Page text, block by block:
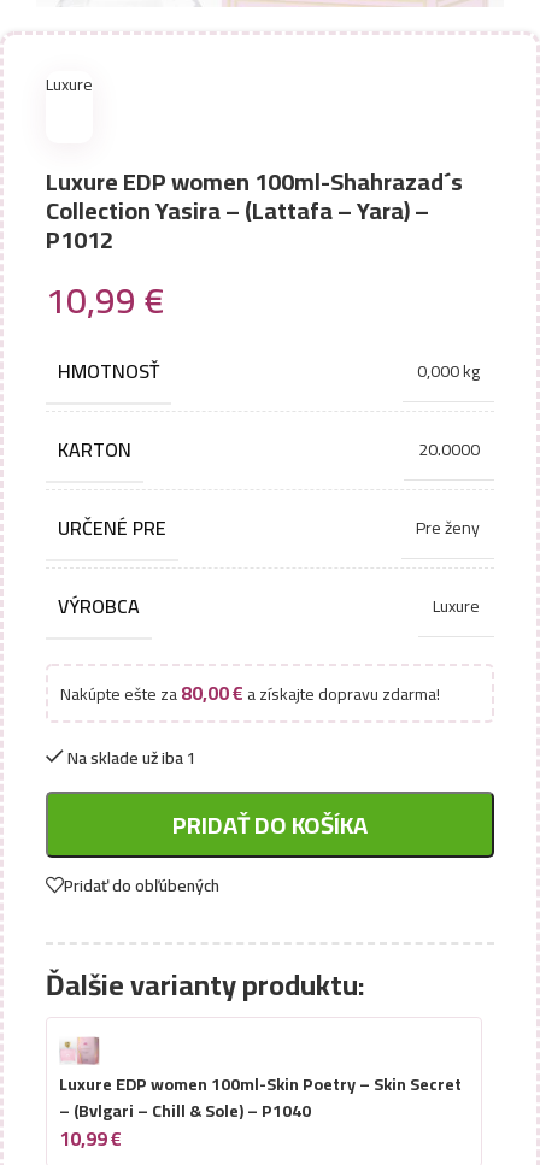
Luxure
Luxure EDP women 100ml-Shahrazad´s
Collection Yasira – (Lattafa – Yara) –
P1012
10,99€
HMOTNOSŤ 0,000 kg
KARTON 20.0000
URČENÉ PRE Pre ženy
VÝROBCA Luxure
Nakúpte ešte za80,00€a získajte dopravu zdarma!
Na sklade už iba 1
PRIDAŤ DO KOŠÍKA
Pridať do obľúbených
Ďalšie varianty produktu:
Luxure EDP women 100ml-Skin Poetry – Skin Secret
– (Bvlgari – Chill & Sole) – P1040
10,99€